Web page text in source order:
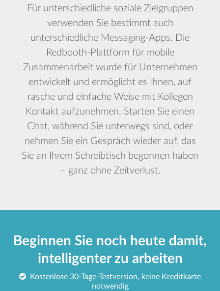
Für unterschiedliche soziale Zielgruppen
verwenden Sie bestimmt auch
unterschiedliche Messaging-Apps. Die
Redbooth-Plattform für mobile
Zusammenarbeit wurde für Unternehmen
entwickelt und ermöglicht es Ihnen, auf
rasche und einfache Weise mit Kollegen
Kontakt aufzunehmen. Starten Sie einen
Chat, während Sie unterwegs sind, oder
nehmen Sie ein Gespräch wieder auf, das
Sie an Ihrem Schreibtisch begonnen haben
– ganz ohne Zeitverlust.
Beginnen Sie noch heute damit,
intelligenter zu arbeiten
Kostenlose 30-Tage-Testversion, keine Kreditkarte
notwendig